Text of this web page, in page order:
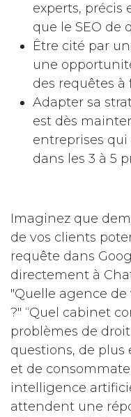
experts, précis
que le SEO de
Être cité par
une
des requêtes
Adapter sa
est dès
entreprises
dans les 3 à 5
Imaginez que
de vos clients
requête dans
directement à
"Quelle agence
?" “Quel cabinet
problèmes de
questions, de plus
et de
intelligence
attendent une